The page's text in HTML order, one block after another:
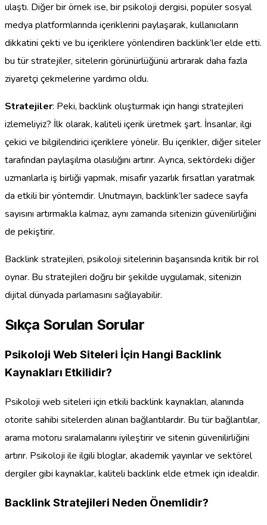
ulaştı. Diğer bir örnek ise, bir psikoloji dergisi, popüler sosyal
medya platformlarında içeriklerini paylaşarak, kullanıcıların
dikkatini çekti ve bu içeriklere yönlendiren backlink’ler elde etti.
bu tür stratejiler, sitelerin görünürlüğünü artırarak daha fazla
ziyaretçi çekmelerine yardımcı oldu.
Stratejiler: Peki, backlink oluşturmak için hangi stratejileri
izlemeliyiz? İlk olarak, kaliteli içerik üretmek şart. İnsanlar, ilgi
çekici ve bilgilendirici içeriklere yönelir. Bu içerikler, diğer siteler
tarafından paylaşılma olasılığını artırır. Ayrıca, sektördeki diğer
uzmanlarla iş birliği yapmak, misafir yazarlık fırsatları yaratmak
da etkili bir yöntemdir. Unutmayın, backlink’ler sadece sayfa
sayısını artırmakla kalmaz, aynı zamanda sitenizin güvenilirliğini
de pekiştirir.
Backlink stratejileri, psikoloji sitelerinin başarısında kritik bir rol
oynar. Bu stratejileri doğru bir şekilde uygulamak, sitenizin
dijital dünyada parlamasını sağlayabilir.
Sıkça Sorulan Sorular
Psikoloji Web Siteleri İçin Hangi Backlink
Kaynakları Etkilidir?
Psikoloji web siteleri için etkili backlink kaynakları, alanında
otorite sahibi sitelerden alınan bağlantılardır. Bu tür bağlantılar,
arama motoru sıralamalarını iyileştirir ve sitenin güvenilirliğini
artırır. Psikoloji ile ilgili bloglar, akademik yayınlar ve sektörel
dergiler gibi kaynaklar, kaliteli backlink elde etmek için idealdir.
Backlink Stratejileri Neden Önemlidir?